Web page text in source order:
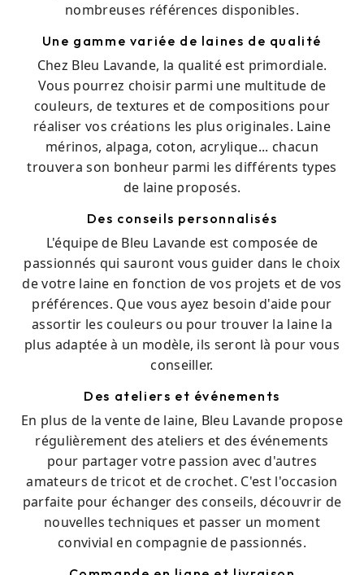
nombreuses références disponibles.
Une gamme variée de laines de qualité
Chez Bleu Lavande, la qualité est primordiale.
Vous pourrez choisir parmi une multitude de
couleurs, de textures et de compositions pour
réaliser vos créations les plus originales. Laine
mérinos, alpaga, coton, acrylique... chacun
trouvera son bonheur parmi les différents types
de laine proposés.
Des conseils personnalisés
L'équipe de Bleu Lavande est composée de
passionnés qui sauront vous guider dans le choix
de votre laine en fonction de vos projets et de vos
préférences. Que vous ayez besoin d'aide pour
assortir les couleurs ou pour trouver la laine la
plus adaptée à un modèle, ils seront là pour vous
conseiller.
Des ateliers et événements
En plus de la vente de laine, Bleu Lavande propose
régulièrement des ateliers et des événements
pour partager votre passion avec d'autres
amateurs de tricot et de crochet. C'est l'occasion
parfaite pour échanger des conseils, découvrir de
nouvelles techniques et passer un moment
convivial en compagnie de passionnés.